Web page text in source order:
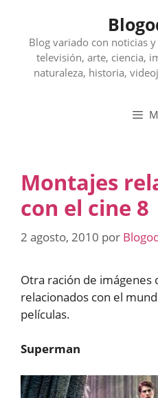
contenidoBlog variado con noticias
televisión, arte, ciencia,
naturaleza, historia,
Montajes
con el cine 8
2 agosto, 2010 por
Otra ración de imágenes
relacionados con el
películas.
Superman